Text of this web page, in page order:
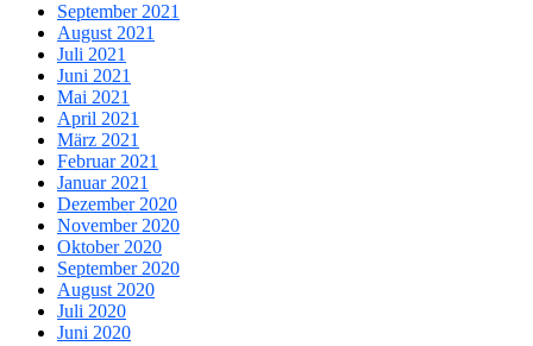
September 2021
August 2021
Juli 2021
Juni 2021
Mai 2021
April 2021
März 2021
Februar 2021
Januar 2021
Dezember 2020
November 2020
Oktober 2020
September 2020
August 2020
Juli 2020
Juni 2020